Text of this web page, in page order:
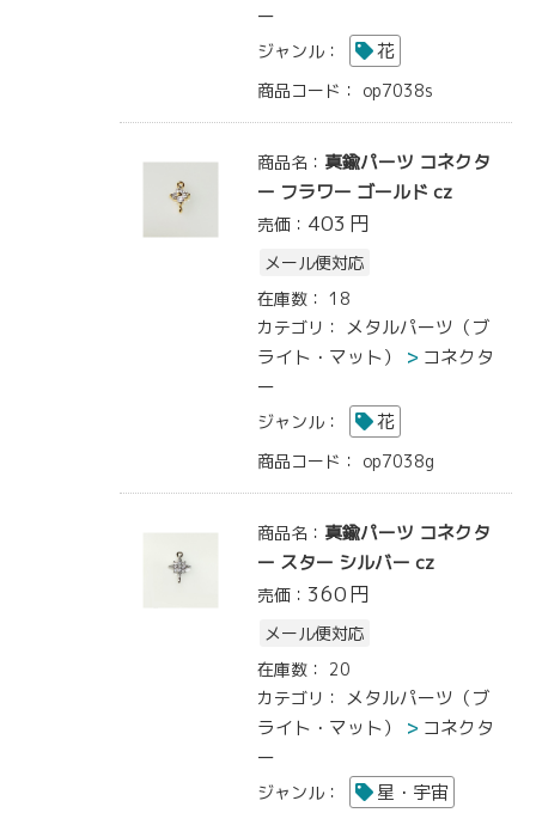
ー
ジャンル： 花
商品コード： op7038s
商品名： 真鍮パーツ コネクタ
ー フラワー ゴールド cz
売価： 403 円
メール便対応
在庫数： 18
カテゴリ： メタルパーツ（ブ
ライト・マット）
コネクタ
ー
ジャンル： 花
商品コード： op7038g
商品名： 真鍮パーツ コネクタ
ー スター シルバー cz
売価： 360円
メール便対応
在庫数： 20
カテゴリ： メタルパーツ（ブ
ライト・マット）
コネクタ
ー
ジャンル： 星・宇宙